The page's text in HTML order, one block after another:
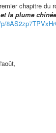
chapitre du
la plume chinée